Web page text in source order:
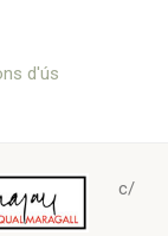
d'ús
c/